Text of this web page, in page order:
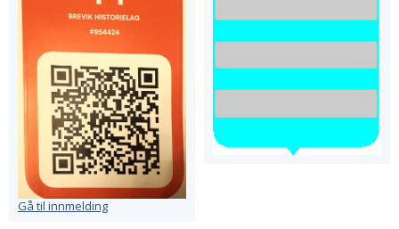
Gå til innmelding